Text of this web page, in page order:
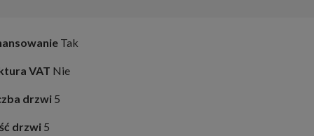
Tak
VAT Nie
drzwi 5
drzwi 5